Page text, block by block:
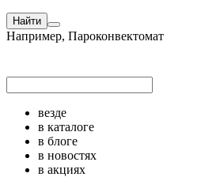
Найти
Например, Пароконвектомат
везде
в каталоге
в блоге
в новостях
в акциях